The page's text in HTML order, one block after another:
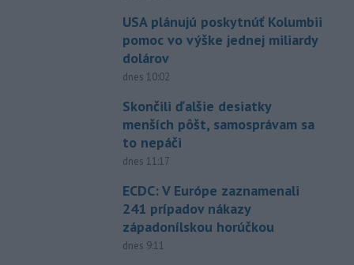
USA plánujú poskytnúť Kolumbii
pomoc vo výške jednej miliardy
dolárov
dnes 10:02
Skončili ďalšie desiatky
menších pôšt, samosprávam sa
to nepáči
dnes 11:17
ECDC: V Európe zaznamenali
241 prípadov nákazy
západonílskou horúčkou
dnes 9:11